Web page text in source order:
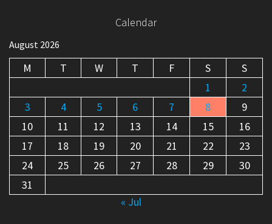
Calendar
August 2026
M T W T F S
S
1
2
3
4 5 6 7 8
9
10
11 12 13 14 15
16
17
18 19 20 21 22
23
24
25 26 27 28 29
30
31
« Jul